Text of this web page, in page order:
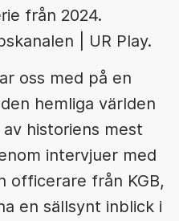
från 2024.
| UR Play.
oss med på en
hemliga världen
historiens mest
intervjuer med
officerare från KGB,
en sällsynt inblick i